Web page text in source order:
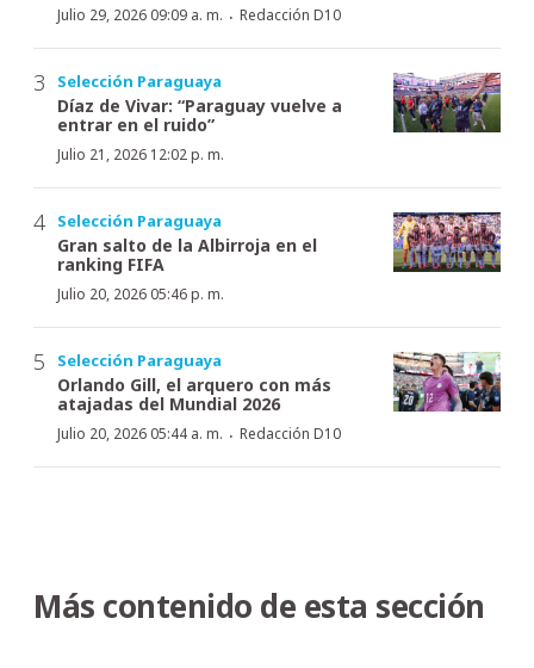
Julio 29, 2026 09:09 a. m. · Redacción D10
Selección Paraguaya
Díaz de Vivar: “Paraguay vuelve a
entrar en el ruido”
Julio 21, 2026 12:02 p. m.
Selección Paraguaya
Gran salto de la Albirroja en el
ranking FIFA
Julio 20, 2026 05:46 p. m.
Selección Paraguaya
Orlando Gill, el arquero con más
atajadas del Mundial 2026
Julio 20, 2026 05:44 a. m. · Redacción D10
Más contenido de esta sección